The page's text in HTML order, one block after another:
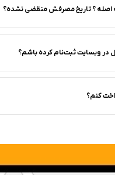
؟ تاریخ مصرفش منقضی نشده؟
در وبسایت ثبت‌نام کرده باشم؟
کنم؟